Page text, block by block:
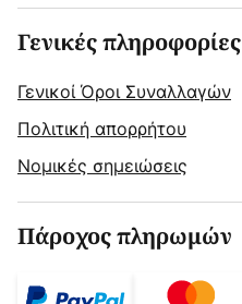
Γενικές πληροφορίες
Γενικοί Όροι Συναλλαγών
Πολιτική απορρήτου
Νομικές σημειώσεις
Πάροχος πληρωμών